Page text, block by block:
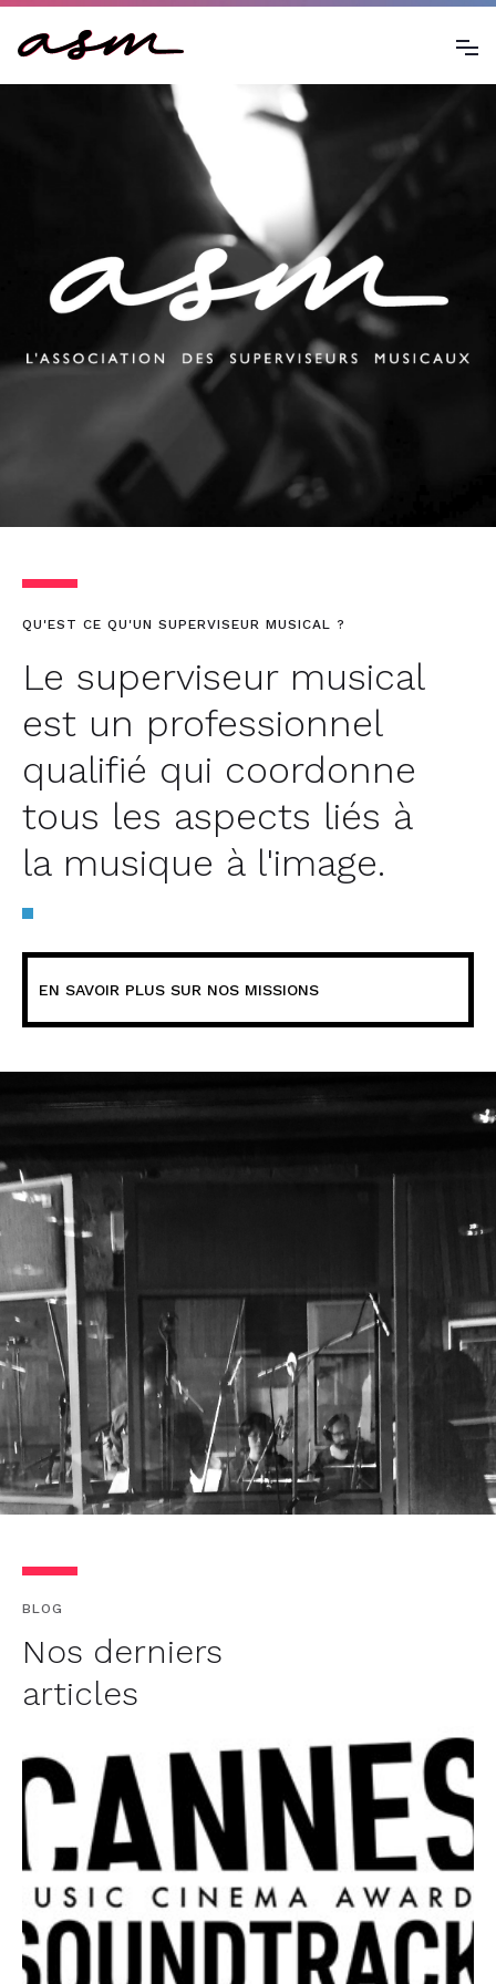
QU'EST CE QU'UN SUPERVISEUR MUSICAL ?
Le superviseur musical
est un professionnel
qualifié qui coordonne
tous les aspects liés à
la musique à l'image.
EN SAVOIR PLUS SUR NOS MISSIONS
BLOG
Nos derniers
articles